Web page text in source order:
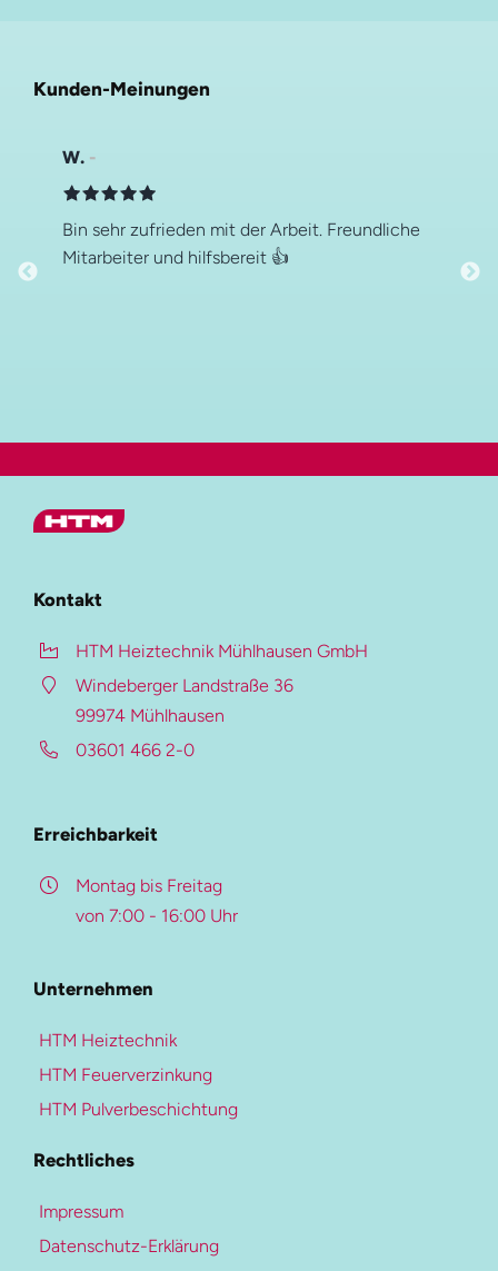
Kunden-Meinungen
W.
Bin sehr zufrieden mit der Arbeit. Freundliche
Mitarbeiter und hilfsbereit 👍
Kontakt
HTM Heiztechnik Mühlhausen GmbH
Windeberger Landstraße 36
99974 Mühlhausen
03601 466 2-0
Erreichbarkeit
Montag bis Freitag
von 7:00 - 16:00 Uhr
Unternehmen
HTM Heiztechnik
HTM Feuerverzinkung
HTM Pulverbeschichtung
Rechtliches
Impressum
Datenschutz-Erklärung
Auf dieser Seite
Pulverbeschichtung
Farben- und Oberflächen
Qualitätskontrolle
Diese Seite teilen
Hauptmenü
HTM Verzinkung
HTM Beschichtung
HTM-Magazin
Karriere-Portal
Kontakt
Mehr zur Heiztechnik
Heiztechnik
Blockheizkraftwerke
Heizungen
Kältetechnik
Klimaanlagen